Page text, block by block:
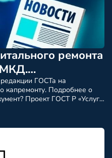
ремонта
МКД.
работ и услуг»
ГОСТа на
капремонту. Подробнее о
Проект ГОСТ Р «Услуги
многоквартирных
и унифицированные